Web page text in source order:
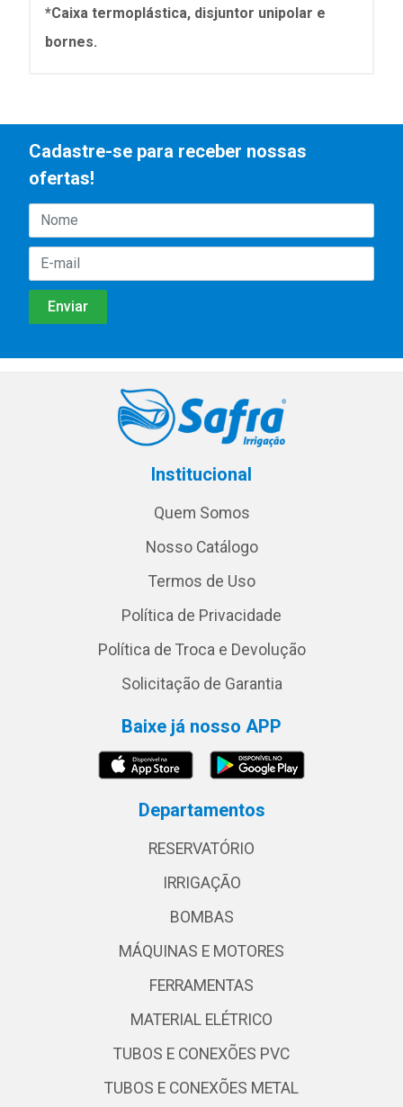
*Caixa termoplástica, disjuntor unipolar e
bornes.
Cadastre-se para receber nossas
ofertas!
Institucional
Quem Somos
Nosso Catálogo
Termos de Uso
Política de Privacidade
Política de Troca e Devolução
Solicitação de Garantia
Baixe já nosso APP
Departamentos
RESERVATÓRIO
IRRIGAÇÃO
BOMBAS
MÁQUINAS E MOTORES
FERRAMENTAS
MATERIAL ELÉTRICO
TUBOS E CONEXÕES PVC
TUBOS E CONEXÕES METAL